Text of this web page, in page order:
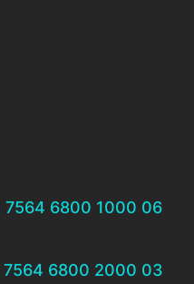
7564 6800 1000 06
7564 6800 2000 03